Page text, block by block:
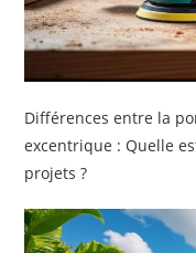
Différences entre la
excentrique : Quelle
projets ?